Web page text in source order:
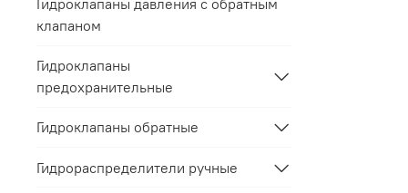
Гидроклапаны давления с обратным
клапаном
Гидроклапаны
предохранительные
Гидроклапаны обратные
Гидрораспределители ручные